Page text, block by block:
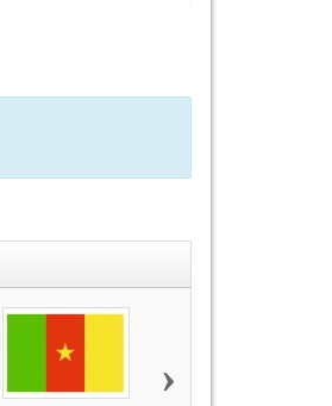
›